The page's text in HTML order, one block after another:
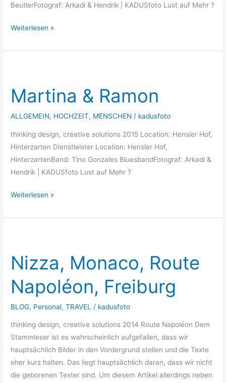
BeutlerFotograf: Arkadi & Hendrik | KADUSfoto Lust auf Mehr ?
Weiterlesen »
Martina & Ramon
ALLGEMEIN, HOCHZEIT, MENSCHEN / kadusfoto
thinking design, creative solutions 2015 Location: Hensler Hof,
Hinterzarten Dienstleister Location: Hensler Hof,
HinterzartenBand: Tino Gonzales BluesbandFotograf: Arkadi &
Hendrik | KADUSfoto Lust auf Mehr ?
Ramon
Weiterlesen »
Nizza, Monaco, Route
Napoléon, Freiburg
BLOG, Personal,TRAVEL / kadusfoto
thinking design, creative solutions 2014 Route Napoléon Dem
Stammleser ist es wahrscheinlich aufgefallen, dass wir
hauptsächlich Bilder in den Vordergrund stellen und die Texte
eher kurz halten. Das liegt hauptsächlich daran, dass wir nicht
die geborenen Texter sind. Um diesem Artikel allerdings neben
Route
Napoléon,
Freiburg